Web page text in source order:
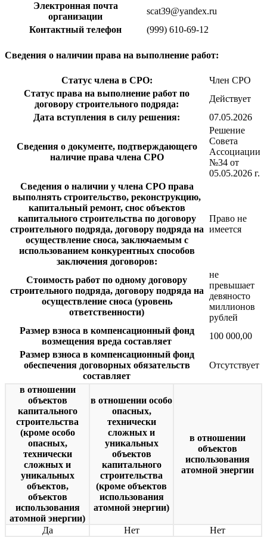
Электронная почта
организации
scat39@yandex.ru
Контактный телефон
(999) 610-69-12
Сведения о наличии права на выполнение работ:
Статус члена в СРО:
Член СРО
Статус права на выполнение работ по
договору строительного подряда:
Действует
Дата вступления в силу решения:
07.05.2026
Сведения о документе, подтверждающего
наличие права члена СРО
Решение
Совета
Ассоциации
№34 от
05.05.2026 г.
Сведения о наличии у члена СРО права
выполнять строительство, реконструкцию,
капитальный ремонт, снос объектов
капитального строительства по договору
строительного подряда, договору подряда на
осуществление сноса, заключаемым с
использованием конкурентных способов
заключения договоров:
Право не
имеется
Стоимость работ по одному договору
строительного подряда, договору подряда на
осуществление сноса (уровень
ответственности)
не
превышает
девяносто
миллионов
рублей
Размер взноса в компенсационный фонд
возмещения вреда составляет
100 000,00
Размер взноса в компенсационный фонд
обеспечения договорных обязательств
составляет
Отсутствует
в отношении
объектов
капитального
строительства
(кроме особо
опасных,
технически
сложных и
уникальных
объектов,
объектов
использования
атомной энергии)
в отношении особо
опасных,
технически
сложных и
уникальных
объектов
капитального
строительства
(кроме объектов
использования
атомной энергии)
в отношении
объектов
использования
атомной энергии
Да Нет Нет